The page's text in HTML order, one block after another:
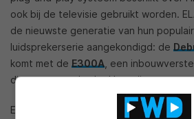
ook bij de televisie gebruikt worden.
de nieuwste generatie van hun
luidsprekerserie aangekondigd: de
komt met de E300A , een
die tevens onderdeel kan zijn van een
Een opvallend extra nieuwtje is dat